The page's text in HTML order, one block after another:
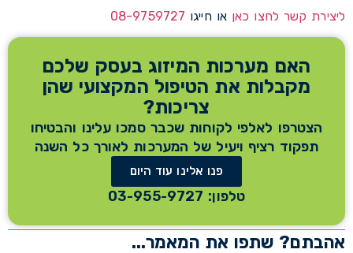
ליצירת קשר לחצו כאן או חייגו 08-9759727
האם מערכות המיזוג בעסק שלכם
מקבלות את הטיפול המקצועי שהן
צריכות?
הצטרפו לאלפי לקוחות שכבר סמכו עלינו והבטיחו
תפקוד רציף ויעיל של המערכות לאורך כל השנה
פנו אלינו עוד היום
טלפון: 03-955-9727
אהבתם? שתפו את המאמר...